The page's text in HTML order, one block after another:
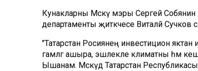
Кунакларны Мәскәү мэры Сергей Собянин
департаменты җитәкчесе Виталй Сучков
"Татарстан Росиянең инвестицион яктан
гамәлгә ашыра, эшлекле климатны һәм
Ышанам. Мәскәүдә Татарстан